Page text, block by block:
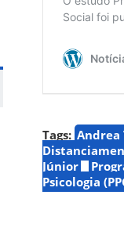
Tags: Andrea
Júnior
Psicologia